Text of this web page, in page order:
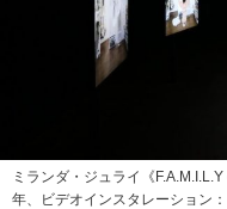
ミランダ・ジュライ《
年、ビデオインスタレーション